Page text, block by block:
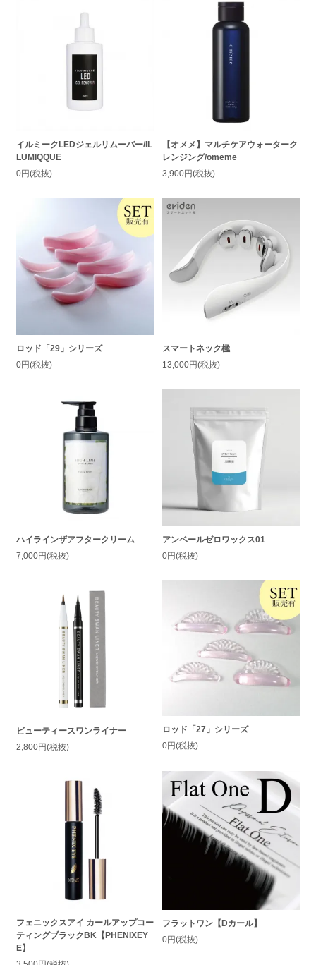
イルミークLEDジェルリムーバー/IL
LUMIQQUE
0円(税抜)
【オメメ】マルチケアウォーターク
レンジング/omeme
3,900円(税抜)
ロッド「29」シリーズ
0円(税抜)
スマートネック極
13,000円(税抜)
ハイラインザアフタークリーム
7,000円(税抜)
アンベールゼロワックス01
0円(税抜)
ビューティースワンライナー
2,800円(税抜)
ロッド「27」シリーズ
0円(税抜)
フェニックスアイ カールアップコー
ティングブラックBK【PHENIXEY
E】
フラットワン【Dカール】
0円(税抜)